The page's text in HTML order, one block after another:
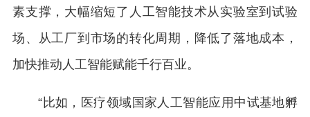
素支撑，大幅缩短了人工智能技术从实验室到试验
场、从工厂到市场的转化周期，降低了落地成本，
加快推动人工智能赋能千行百业。
“比如，医疗领域国家人工智能应用中试基地孵